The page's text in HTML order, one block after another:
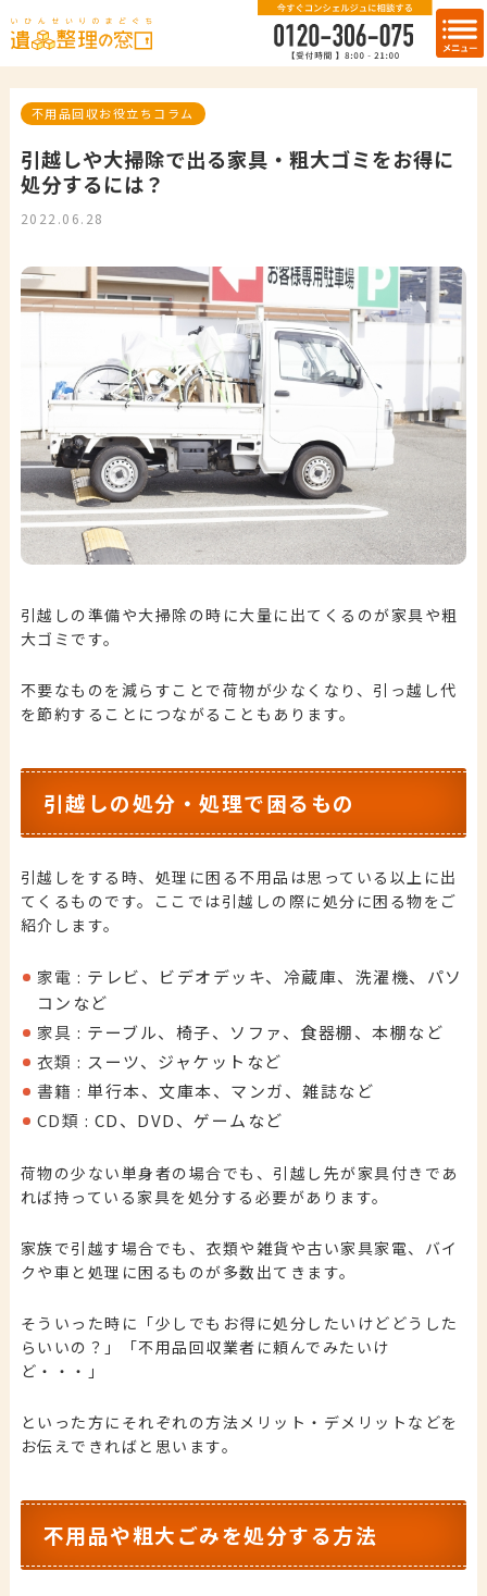
不用品回収お役立ちコラム
引越しや大掃除で出る家具・粗大ゴミをお得に
処分するには？
2022.06.28
引越しの準備や大掃除の時に大量に出てくるのが家具や粗
大ゴミです。
不要なものを減らすことで荷物が少なくなり、引っ越し代
を節約することにつながることもあります。
引越しの処分・処理で困るもの
引越しをする時、処理に困る不用品は思っている以上に出
てくるものです。ここでは引越しの際に処分に困る物をご
紹介します。
家電 : テレビ、ビデオデッキ、冷蔵庫、洗濯機、パソ
コンなど
家具 : テーブル、椅子、ソファ、食器棚、本棚など
衣類 : スーツ、ジャケットなど
書籍 :単行本、文庫本、マンガ、雑誌など
CD類 : CD、DVD、ゲームなど
荷物の少ない単身者の場合でも、引越し先が家具付きであ
れば持っている家具を処分する必要があります。
家族で引越す場合でも、衣類や雑貨や古い家具家電、バイ
クや車と処理に困るものが多数出てきます。
そういった時に「少しでもお得に処分したいけどどうした
らいいの？」「不用品回収業者に頼んでみたいけ
ど・・・」
といった方にそれぞれの方法メリット・デメリットなどを
お伝えできればと思います。
不用品や粗大ごみを処分する方法